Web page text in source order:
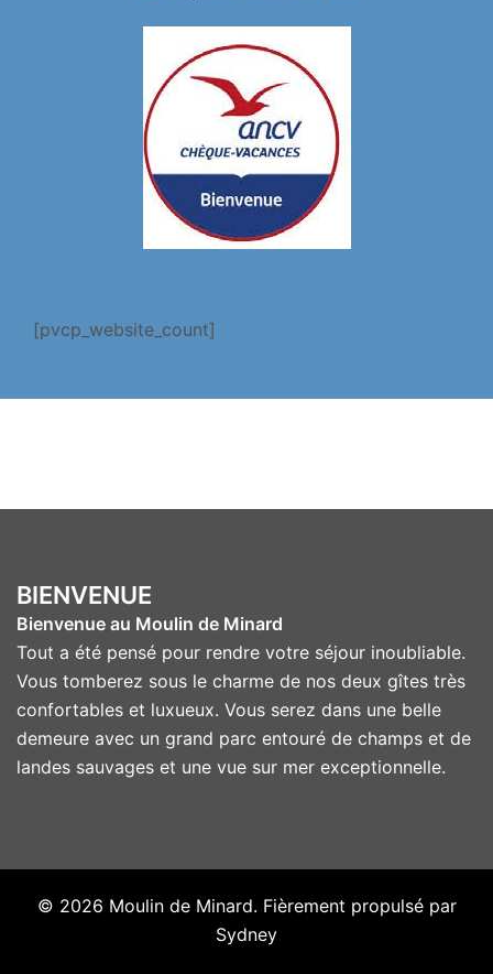
[pvcp_website_count]
BIENVENUE
Bienvenue au Moulin de Minard
Tout a été pensé pour rendre votre séjour inoubliable.
Vous tomberez sous le charme de nos deux gîtes très
confortables et luxueux. Vous serez dans une belle
demeure avec un grand parc entouré de champs et de
landes sauvages et une vue sur mer exceptionnelle.
© 2026 Moulin de Minard. Fièrement propulsé par
Sydney